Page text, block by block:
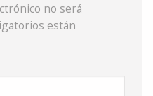
no será
están